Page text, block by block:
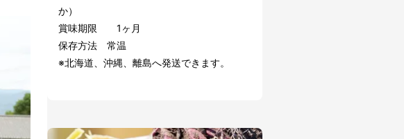
か）
賞味期限 1ヶ月
保存方法 常温
※北海道、沖縄、離島へ発送できます。